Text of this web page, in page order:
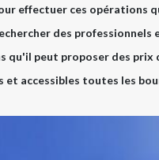
effectuer ces opérations
des professionnels
qu'il peut proposer des prix
et accessibles toutes les